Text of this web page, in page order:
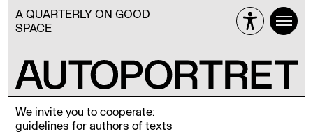
A QUARTERLY ON GOOD
SPACE
We invite you to cooperate:
guidelines for authors of texts